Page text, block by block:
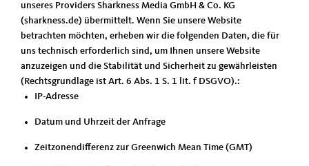
unseres Providers Sharkness Media GmbH & Co. KG
(sharkness.de) übermittelt. Wenn Sie unsere Website
betrachten möchten, erheben wir die folgenden Daten, die für
uns technisch erforderlich sind, um Ihnen unsere Website
anzuzeigen und die Stabilität und Sicherheit zu gewährleisten
(Rechtsgrundlage ist Art. 6 Abs. 1 S. 1 lit. f DSGVO).:
IP-Adresse
Datum und Uhrzeit der Anfrage
Zeitzonendifferenz zur Greenwich Mean Time (GMT)